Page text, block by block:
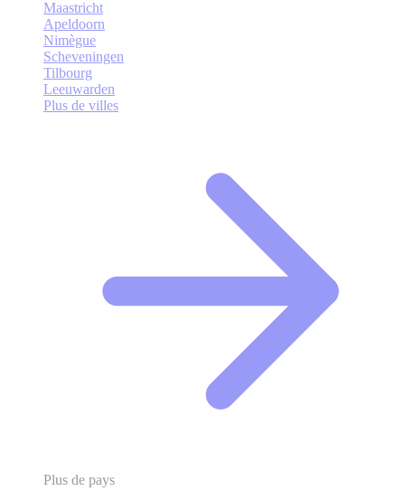
Maastricht
Apeldoorn
Nimègue
Scheveningen
Tilbourg
Leeuwarden
Plus de villes
Plus de pays